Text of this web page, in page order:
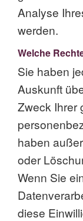
Analyse
werden.
Welche
Sie haben
Auskunft
Zweck Ihrer
haben
oder
Wenn Sie
diese